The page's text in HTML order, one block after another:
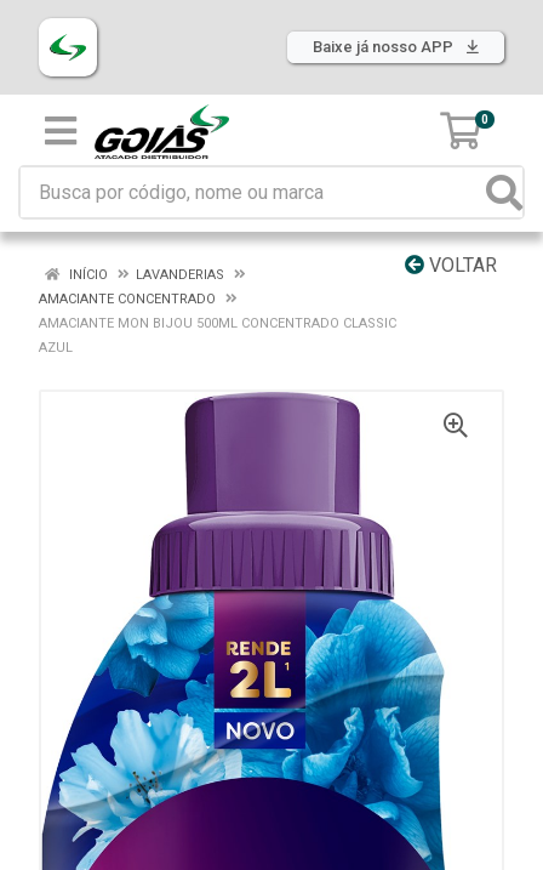
Baixe já nosso APP
0
VOLTAR
INÍCIO
LAVANDERIAS
AMACIANTE CONCENTRADO
AMACIANTE MON BIJOU 500ML CONCENTRADO CLASSIC
AZUL